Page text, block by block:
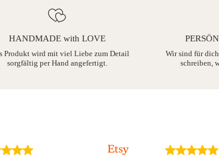
HANDMADE with LOVE
Produkt wird mit viel Liebe zum Detail
sorgfältig per Hand angefertigt.
Wir sind für
schreiben,